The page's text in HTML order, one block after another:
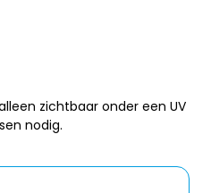
zichtbaar onder een UV
nodig.